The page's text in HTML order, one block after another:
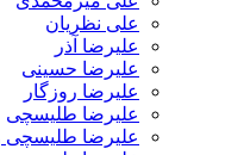
علی نظریان
علیرضا آذر
علیرضا حسینی
علیرضا روزگار
علیرضا طلیسچی
علیرضا طلیسچی و سعید